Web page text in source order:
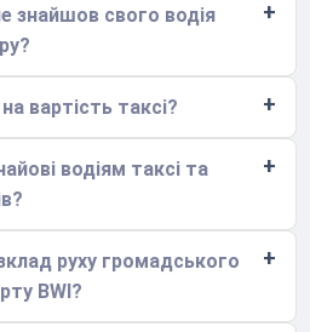
знайшов свого водія
вартість таксі?
водіям таксі та
руху громадського
BWI?